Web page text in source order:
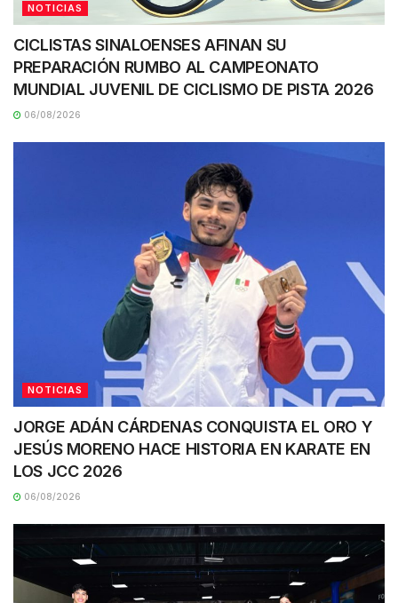
NOTICIAS
CICLISTAS SINALOENSES AFINAN SU
PREPARACIÓN RUMBO AL CAMPEONATO
MUNDIAL JUVENIL DE CICLISMO DE PISTA 2026
06/08/2026
NOTICIAS
JORGE ADÁN CÁRDENAS CONQUISTA EL ORO Y
JESÚS MORENO HACE HISTORIA EN KARATE EN
LOS JCC 2026
06/08/2026